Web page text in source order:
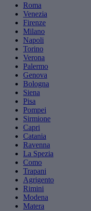
Roma
Venezia
Firenze
Milano
Napoli
Torino
Verona
Palermo
Genova
Bologna
Siena
Pisa
Pompei
Sirmione
Capri
Catania
Ravenna
La Spezia
Como
Trapani
Agrigento
Rimini
Modena
Matera